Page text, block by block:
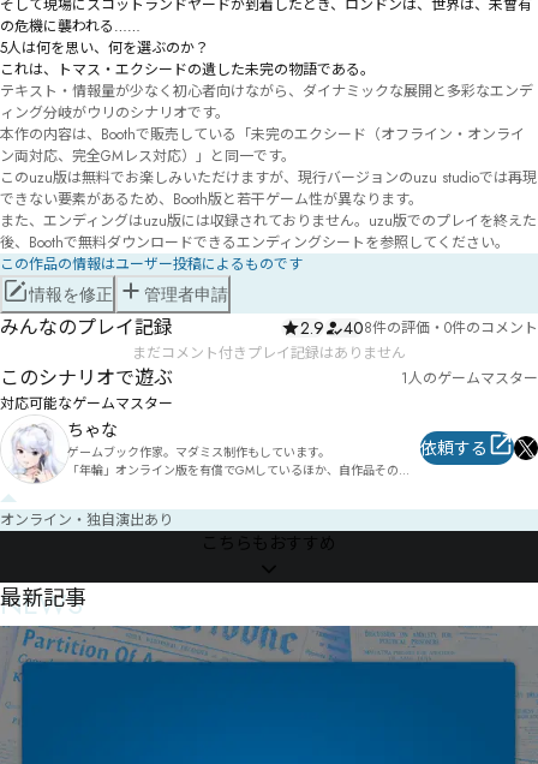
そして現場にスコットランドヤードが到着したとき、ロンドンは、世界は、未曾有
の危機に襲われる……
5人は何を思い、何を選ぶのか？
これは、トマス・エクシードの遺した未完の物語である。
テキスト・情報量が少なく初心者向けながら、ダイナミックな展開と多彩なエンデ
ィング分岐がウリのシナリオです。
本作の内容は、Boothで販売している「未完のエクシード（オフライン・オンライ
ン両対応、完全GMレス対応）」と同一です。
このuzu版は無料でお楽しみいただけますが、現行バージョンのuzu studioでは再現
できない要素があるため、Booth版と若干ゲーム性が異なります。
また、エンディングはuzu版には収録されておりません。uzu版でのプレイを終えた
後、Boothで無料ダウンロードできるエンディングシートを参照してください。
この作品の情報はユーザー投稿によるものです
情報を修正 管理者申請
みんなのプレイ記録 2.9 408件の評価 ・ 0件のコメント
まだコメント付きプレイ記録はありません
このシナリオで遊ぶ
1人のゲームマスター
対応可能なゲームマスター
ちゃな
ゲームブック作家。マダミス制作もしています。
「年輪」オンライン版を有償でGMしているほか、自作品その他
どでお気軽にどうぞ。
依頼する
オンライン・独自演出あり
こちらもおすすめ
NEWS
最新記事